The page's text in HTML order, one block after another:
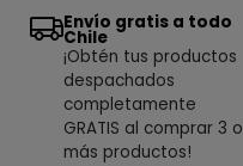
Envío gratis a todo
Chile
¡Obtén tus productos
despachados
completamente
GRATIS al comprar 3 o
más productos!